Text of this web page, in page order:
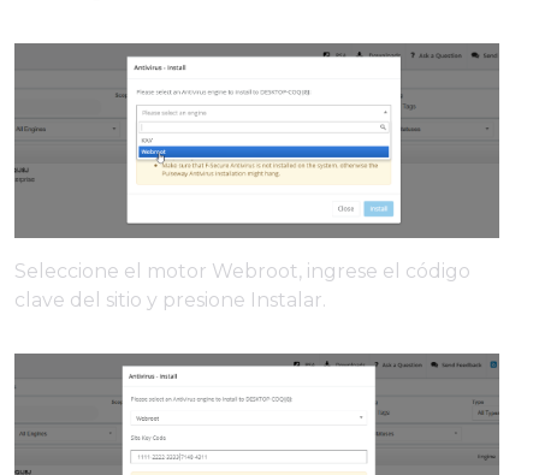
Seleccione el motor Webroot, ingrese el código
clave del sitio y presione Instalar.